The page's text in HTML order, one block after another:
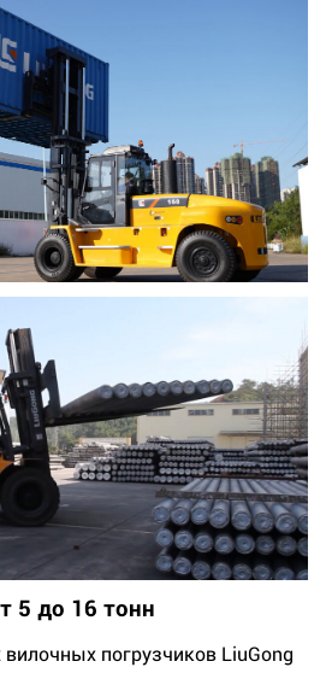
5 до 16 тонн
погрузчиков LiuGong